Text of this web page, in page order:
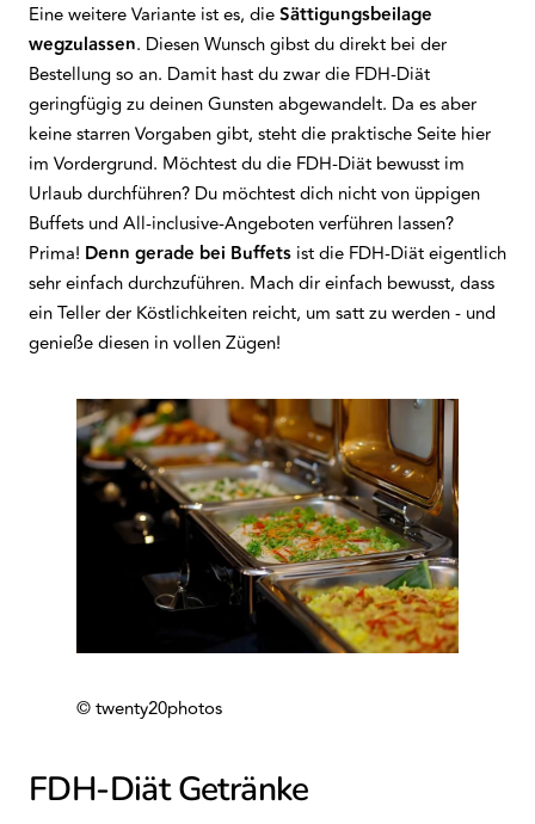
Eine weitere Variante ist es, dieSättigungsbeilage
wegzulassen. Diesen Wunsch gibst du direkt bei der
Bestellung so an. Damit hast du zwar die FDH-Diät
geringfügig zu deinen Gunsten abgewandelt. Da es aber
keine starren Vorgaben gibt, steht die praktische Seite hier
im Vordergrund. Möchtest du die FDH-Diät bewusst im
Urlaub durchführen? Du möchtest dich nicht von üppigen
Buffets und All-inclusive-Angeboten verführen lassen?
Prima! Denn gerade bei Buffets ist die FDH-Diät eigentlich
sehr einfach durchzuführen. Mach dir einfach bewusst, dass
ein Teller der Köstlichkeiten reicht, um satt zu werden - und
genieße diesen in vollen Zügen!
© twenty20photos
FDH-Diät Getränke